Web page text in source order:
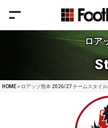
ロア
HOME» ロアッソ熊本 2026/27 チームスタイル